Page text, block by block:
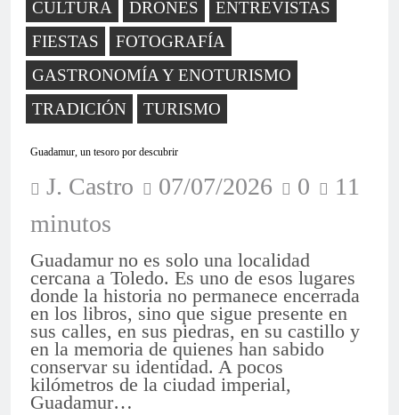
CULTURA DRONES
ENTREVISTAS
FIESTAS
FOTOGRAFÍA
GASTRONOMÍA Y ENOTURISMO
TRADICIÓN
TURISMO
Guadamur, un tesoro por descubrir
J. Castro 07/07/2026 0
11
minutos
Guadamur no es solo una localidad
cercana a Toledo. Es uno de esos lugares
donde la historia no permanece encerrada
en los libros, sino que sigue presente en
sus calles, en sus piedras, en su castillo y
en la memoria de quienes han sabido
conservar su identidad. A pocos
kilómetros de la ciudad imperial,
Guadamur…